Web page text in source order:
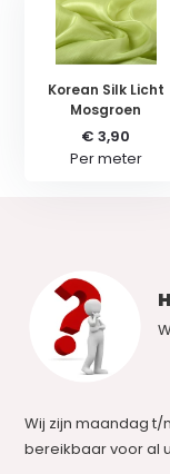
Korean Silk Licht
Mosgroen
€ 3,90
Per meter
Wij zijn maandag t/
bereikbaar voor al